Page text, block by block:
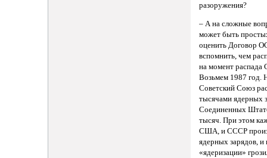
разоружения?
– А на сложные
может быть
оценить Договор
вспомнить, чем
на момент распада
Возьмем 1987 год.
Советский Союз
тысячами ядерных
Соединенных
тысяч. При этом
США, и СССР
ядерных зарядов, и
«ядеризации»